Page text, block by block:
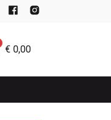
€ 0,00